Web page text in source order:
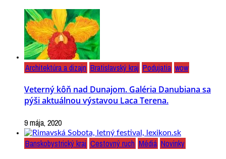
Architektúra a dizajn Bratislavský kraj Podujatia wow
Veterný kôň nad Dunajom. Galéria Danubiana sa
pýši aktuálnou výstavou Laca Terena.
9 mája, 2020
Banskobystrický kraj Cestovný ruch Médiá Novinky